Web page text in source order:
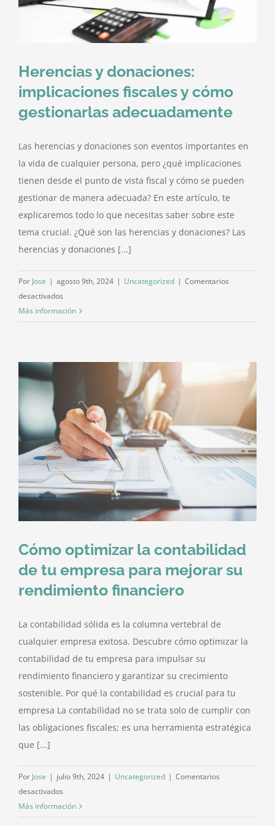
Herencias y donaciones:
implicaciones fiscales y cómo
gestionarlas adecuadamente
Las herencias y donaciones son eventos importantes en
la vida de cualquier persona, pero ¿qué implicaciones
tienen desde el punto de vista fiscal y cómo se pueden
gestionar de manera adecuada? En este artículo, te
explicaremos todo lo que necesitas saber sobre este
tema crucial. ¿Qué son las herencias y donaciones? Las
herencias y donaciones [...]
Por Jose | agosto 9th, 2024 | Uncategorized | Comentarios
desactivados
Herencias
gestionarlas
adecuadamente
Más información
Cómo optimizar la contabilidad
de tu empresa para mejorar su
rendimiento financiero
La contabilidad sólida es la columna vertebral de
cualquier empresa exitosa. Descubre cómo optimizar la
contabilidad de tu empresa para impulsar su
rendimiento financiero y garantizar su crecimiento
sostenible. Por qué la contabilidad es crucial para tu
empresa La contabilidad no se trata solo de cumplir con
las obligaciones fiscales; es una herramienta estratégica
que [...]
Por Jose | julio 9th, 2024 | Uncategorized | Comentarios
desactivados
Cómo
Más información